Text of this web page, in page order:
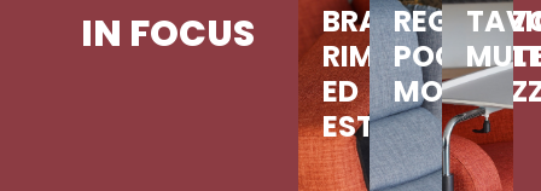
IN FOCUS
BRACCIOLO
RIMOVIBILE
ED
ESTRAIBILE